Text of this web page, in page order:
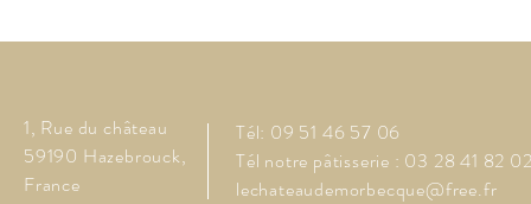
1, Rue du château
59190 Hazebrouck,
France
Tél: 09 51 46 57 06
Tél notre pâtisserie : 03 28 41 82
lechateaudemorbecque@free.fr